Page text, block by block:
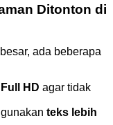
Ditonton di
ada beberapa
HD agar tidak
teks lebih